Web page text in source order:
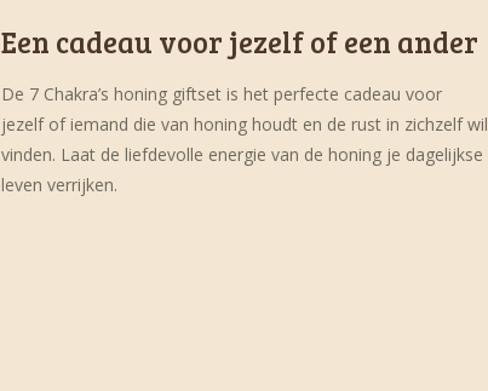
Een cadeau voor jezelf of een ander
De 7 Chakra’s honing giftset is het perfecte cadeau voor
jezelf of iemand die van honing houdt en de rust in zichzelf wil
vinden. Laat de liefdevolle energie van de honing je dagelijkse
leven verrijken.